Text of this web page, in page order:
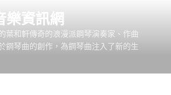
樂資訊網
葉和軒傳奇的浪漫派鋼琴演奏家、作曲
鋼琴曲的創作，為鋼琴曲注入了新的生